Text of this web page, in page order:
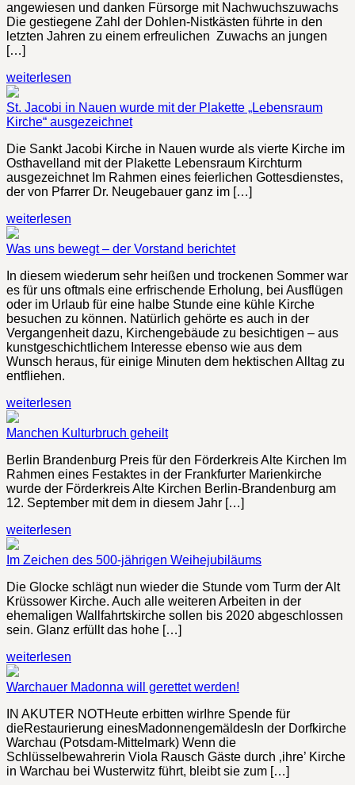
angewiesen und danken Fürsorge mit Nachwuchszuwachs
Die gestiegene Zahl der Dohlen-Nistkästen führte in den
letzten Jahren zu einem erfreulichen Zuwachs an jungen
[…]
weiterlesen
St. Jacobi in Nauen wurde mit der Plakette „Lebensraum
Kirche“ ausgezeichnet
Die Sankt Jacobi Kirche in Nauen wurde als vierte Kirche im
Osthavelland mit der Plakette Lebensraum Kirchturm
ausgezeichnet Im Rahmen eines feierlichen Gottesdienstes,
der von Pfarrer Dr. Neugebauer ganz im […]
weiterlesen
Was uns bewegt – der Vorstand berichtet
In diesem wiederum sehr heißen und trockenen Sommer war
es für uns oftmals eine erfrischende Erholung, bei Ausflügen
oder im Urlaub für eine halbe Stunde eine kühle Kirche
besuchen zu können. Natürlich gehörte es auch in der
Vergangenheit dazu, Kirchengebäude zu besichtigen – aus
kunstgeschichtlichem Interesse ebenso wie aus dem
Wunsch heraus, für einige Minuten dem hektischen Alltag zu
entfliehen.
weiterlesen
Manchen Kulturbruch geheilt
Berlin Brandenburg Preis für den Förderkreis Alte Kirchen Im
Rahmen eines Festaktes in der Frankfurter Marienkirche
wurde der Förderkreis Alte Kirchen Berlin-Brandenburg am
12. September mit dem in diesem Jahr […]
weiterlesen
Im Zeichen des 500-jährigen Weihejubiläums
Die Glocke schlägt nun wieder die Stunde vom Turm der Alt
Krüssower Kirche. Auch alle weiteren Arbeiten in der
ehemaligen Wallfahrtskirche sollen bis 2020 abgeschlossen
sein. Glanz erfüllt das hohe […]
weiterlesen
Warchauer Madonna will gerettet werden!
IN AKUTER NOTHeute erbitten wirIhre Spende für
dieRestaurierung einesMadonnengemäldesIn der Dorfkirche
Warchau (Potsdam-Mittelmark) Wenn die
Schlüsselbewahrerin Viola Rausch Gäste durch ‚ihre’ Kirche
in Warchau bei Wusterwitz führt, bleibt sie zum […]